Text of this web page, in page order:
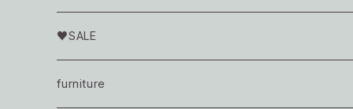
♥SALE
display
furniture